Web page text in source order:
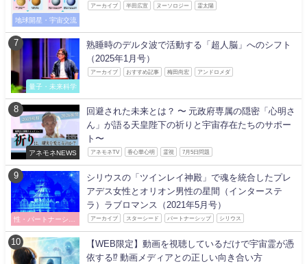
地球開星・宇宙交流
アーカイブ 半田広宣 ヌーソロジー 霊太陽
量子・未来科学
熟睡時のデルタ波で活動する「超人脳」へのシフト
（2025年1月号）
アーカイブ おすすめ記事 梅田尚宏 アンドロメダ
アネモネNEWS
回避された未来とは？ 〜 元政府専属の隠密「心明さ
ん」が語る天皇陛下の祈りと宇宙存在たちのサポー
ト〜
アネモネTV 香心華心明 霊視 7月5日問題
性・パートナーシッ
プ
シリウスの「ツインレイ神殿」で魂を統合したプレ
アデス女性とオリオン男性の星間（インターステ
ラ）ラブロマンス（2021年5月号）
アーカイブ スターシード パートナーシップ シリウス
【WEB限定】動画を視聴しているだけで宇宙霊が憑
依する⁉ 動画メディアとの正しい向き合い方